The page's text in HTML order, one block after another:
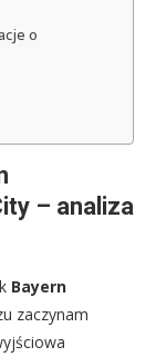
o
– analiza
Bayern
zaczynam